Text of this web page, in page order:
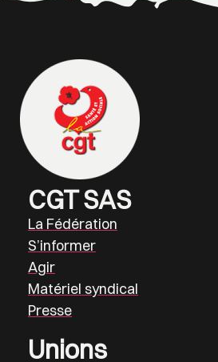
CGT SAS
La Fédération
S’informer
Agir
Matériel syndical
Presse
Unions